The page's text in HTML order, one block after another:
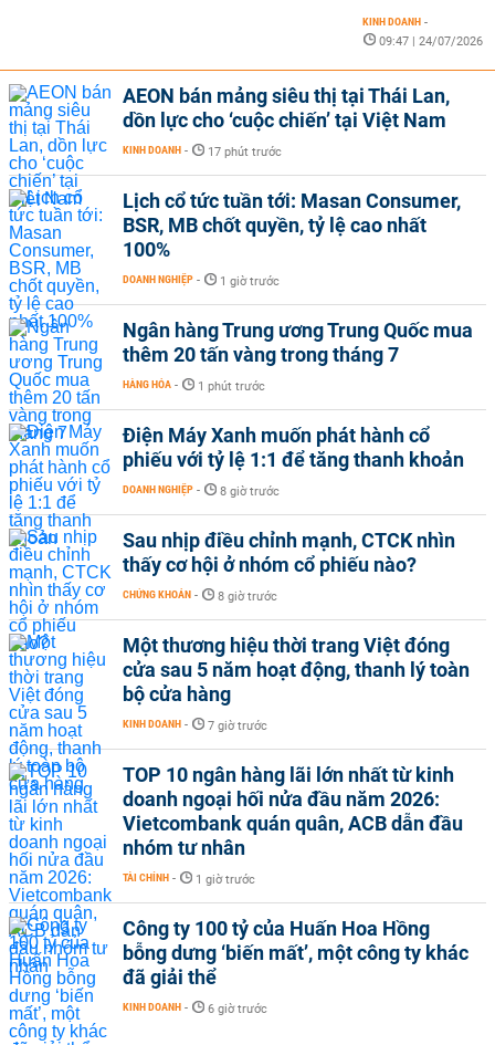
KINH DOANH -
09:47 | 24/07/2026
AEON bán mảng siêu thị tại Thái Lan,
dồn lực cho ‘cuộc chiến’ tại Việt Nam
KINH DOANH - 17 phút trước
Lịch cổ tức tuần tới: Masan Consumer,
BSR, MB chốt quyền, tỷ lệ cao nhất
100%
DOANH NGHIỆP - 1 giờ trước
Ngân hàng Trung ương Trung Quốc mua
thêm 20 tấn vàng trong tháng 7
HÀNG HÓA - 1 phút trước
Điện Máy Xanh muốn phát hành cổ
phiếu với tỷ lệ 1:1 để tăng thanh khoản
DOANH NGHIỆP - 8 giờ trước
Sau nhịp điều chỉnh mạnh, CTCK nhìn
thấy cơ hội ở nhóm cổ phiếu nào?
CHỨNG KHOÁN - 8 giờ trước
Một thương hiệu thời trang Việt đóng
cửa sau 5 năm hoạt động, thanh lý toàn
bộ cửa hàng
KINH DOANH - 7 giờ trước
TOP 10 ngân hàng lãi lớn nhất từ kinh
doanh ngoại hối nửa đầu năm 2026:
Vietcombank quán quân, ACB dẫn đầu
nhóm tư nhân
TÀI CHÍNH - 1 giờ trước
Công ty 100 tỷ của Huấn Hoa Hồng
bỗng dưng ‘biến mất’, một công ty khác
đã giải thể
KINH DOANH - 6 giờ trước